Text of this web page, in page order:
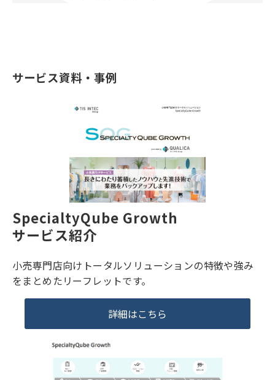
サービス資料・事例
SpecialtyQube Growth
サービス紹介
小売専門店向けトータルソリューションの特徴や強み
をまとめたリーフレットです。
詳細はこちら